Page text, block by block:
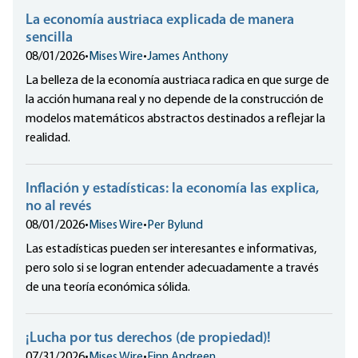
La economía austriaca explicada de manera
sencilla
08/01/2026•Mises Wire•James Anthony
La belleza de la economía austriaca radica en que surge de
la acción humana real y no depende de la construcción de
modelos matemáticos abstractos destinados a reflejar la
realidad.
Inflación y estadísticas: la economía las explica,
no al revés
08/01/2026•Mises Wire•Per Bylund
Las estadísticas pueden ser interesantes e informativas,
pero solo si se logran entender adecuadamente a través
de una teoría económica sólida.
¡Lucha por tus derechos (de propiedad)!